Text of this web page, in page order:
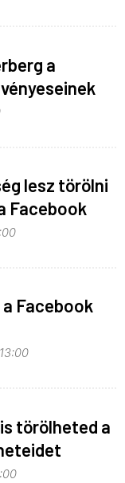
a
lesz törölni
Facebook
Facebook
törölheted a